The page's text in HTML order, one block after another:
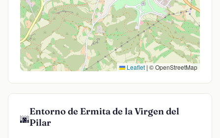
Leaflet | © OpenStreetMap
🌆
Entorno de Ermita de la Virgen del
Pilar